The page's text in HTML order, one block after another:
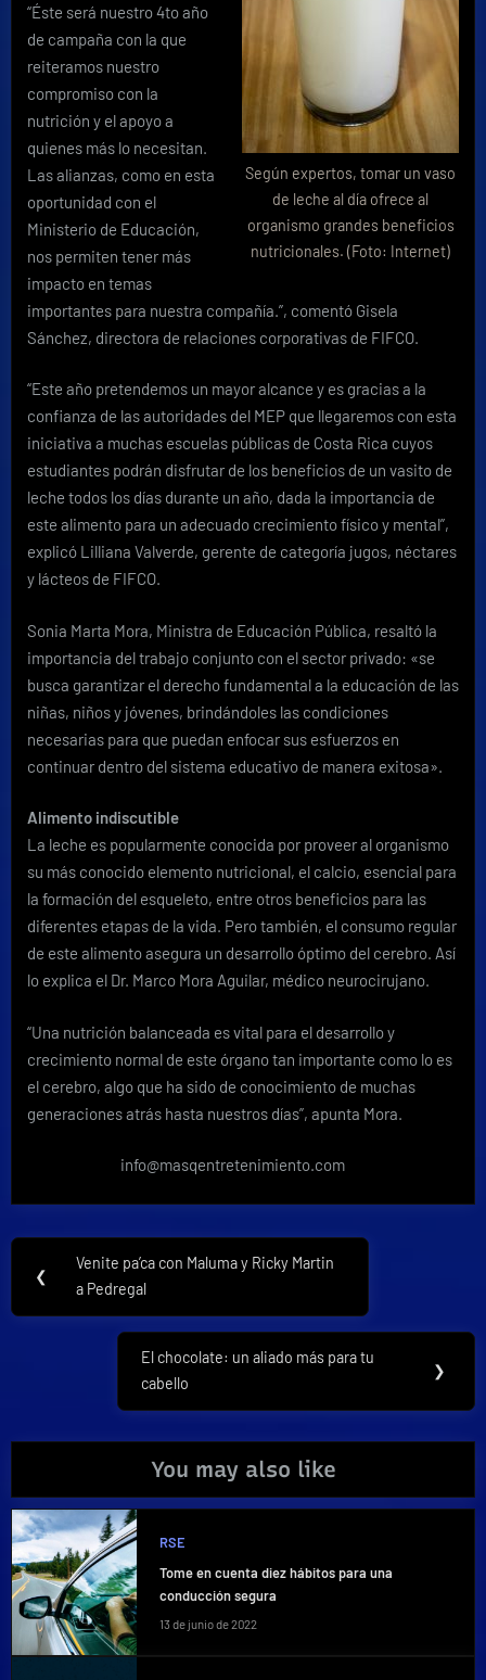
Según expertos, tomar un vaso
de leche al día ofrece al
organismo grandes beneficios
nutricionales. (Foto: Internet)
“Éste será nuestro 4to año
de campaña con la que
reiteramos nuestro
compromiso con la
nutrición y el apoyo a
quienes más lo necesitan.
Las alianzas, como en esta
oportunidad con el
Ministerio de Educación,
nos permiten tener más
impacto en temas
importantes para nuestra compañía.”, comentó Gisela
Sánchez, directora de relaciones corporativas de FIFCO.
“Este año pretendemos un mayor alcance y es gracias a la
confianza de las autoridades del MEP que llegaremos con esta
iniciativa a muchas escuelas públicas de Costa Rica cuyos
estudiantes podrán disfrutar de los beneficios de un vasito de
leche todos los días durante un año, dada la importancia de
este alimento para un adecuado crecimiento físico y mental”,
explicó Lilliana Valverde, gerente de categoría jugos, néctares
y lácteos de FIFCO.
Sonia Marta Mora, Ministra de Educación Pública, resaltó la
importancia del trabajo conjunto con el sector privado: «se
busca garantizar el derecho fundamental a la educación de las
niñas, niños y jóvenes, brindándoles las condiciones
necesarias para que puedan enfocar sus esfuerzos en
continuar dentro del sistema educativo de manera exitosa».
Alimento indiscutible
La leche es popularmente conocida por proveer al organismo
su más conocido elemento nutricional, el calcio, esencial para
la formación del esqueleto, entre otros beneficios para las
diferentes etapas de la vida. Pero también, el consumo regular
de este alimento asegura un desarrollo óptimo del cerebro. Así
lo explica el Dr. Marco Mora Aguilar, médico neurocirujano.
“Una nutrición balanceada es vital para el desarrollo y
crecimiento normal de este órgano tan importante como lo es
el cerebro, algo que ha sido de conocimiento de muchas
generaciones atrás hasta nuestros días”, apunta Mora.
info@masqentretenimiento.com
Navegación
de
entradas
❮
Previous
Post:
Venite pa’ca con Maluma y Ricky Martin
a Pedregal
Next
Post:
El chocolate: un aliado más para tu
cabello
❯
You may also like
RSE
Tome en cuenta diez hábitos para una
conducción segura
13 de junio de 2022